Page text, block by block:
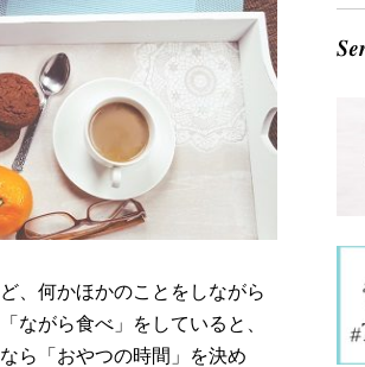
、何かほかのことをしながら
ながら食べ」をしていると、
ら「おやつの時間」を決め